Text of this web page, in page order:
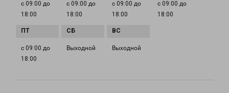
с 09:00 до
18:00
с 09:00 до
18:00
с 09:00 до
18:00
с 09:00 до
18:00
с 09:00 до
18:00
Выходной Выходной